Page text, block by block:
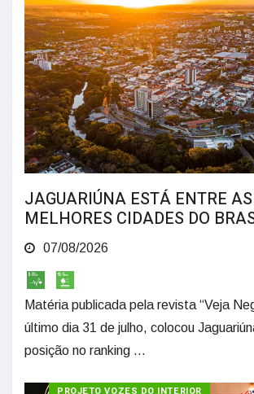
JAGUARIÚNA ESTÁ ENTRE
MELHORES CIDADES DO
07/08/2026
Matéria publicada pela revista “Veja
último dia 31 de julho, colocou
posição no ranking ...